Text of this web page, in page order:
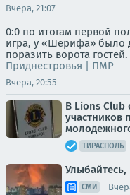
Вчера, 21:07
0:0 по итогам первой
игра, у «Шерифа» было
поразить ворота
Приднестровья | ПМР
Вчера, 20:55
В Lions Club
участников
ТИРАСПОЛЬ
Улыбайтесь,
СМИ